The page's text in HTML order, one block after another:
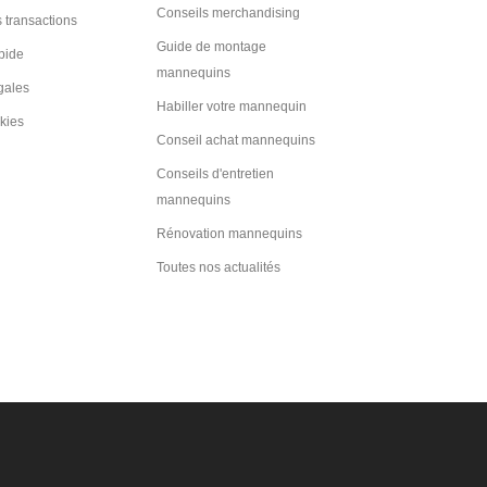
transactions Conseils merchandising
Guide de montage
mannequins
Habiller votre mannequin
Conseil achat mannequins
Conseils d'entretien
mannequins
Rénovation mannequins
Toutes nos actualités